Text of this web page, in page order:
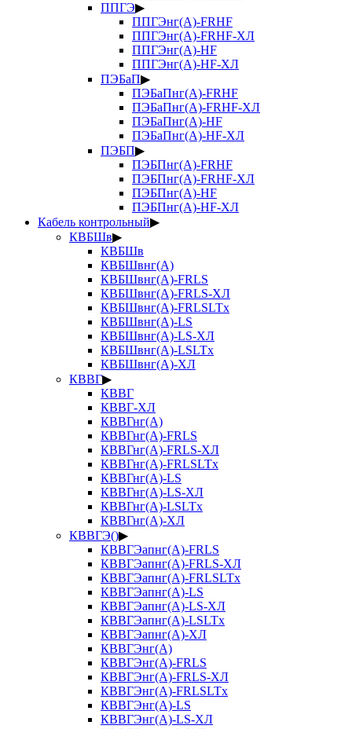
ППГЭ▶
ППГЭнг(А)-FRHF
ППГЭнг(А)-FRHF-ХЛ
ППГЭнг(А)-HF
ППГЭнг(А)-HF-ХЛ
ПЭБаП▶
ПЭБаПнг(А)-FRHF
ПЭБаПнг(А)-FRHF-ХЛ
ПЭБаПнг(А)-HF
ПЭБаПнг(А)-HF-ХЛ
ПЭБП▶
ПЭБПнг(А)-FRHF
ПЭБПнг(А)-FRHF-ХЛ
ПЭБПнг(А)-HF
ПЭБПнг(А)-HF-ХЛ
Кабель контрольный▶
КВБШв▶
КВБШв
КВБШвнг(А)
КВБШвнг(А)-FRLS
КВБШвнг(А)-FRLS-ХЛ
КВБШвнг(А)-FRLSLTx
КВБШвнг(А)-LS
КВБШвнг(А)-LS-ХЛ
КВБШвнг(А)-LSLTx
КВБШвнг(А)-ХЛ
КВВГ▶
КВВГ
КВВГ-ХЛ
КВВГнг(А)
КВВГнг(А)-FRLS
КВВГнг(А)-FRLS-ХЛ
КВВГнг(А)-FRLSLTx
КВВГнг(А)-LS
КВВГнг(А)-LS-ХЛ
КВВГнг(А)-LSLTx
КВВГнг(А)-ХЛ
КВВГЭ()▶
КВВГЭапнг(А)-FRLS
КВВГЭапнг(А)-FRLS-ХЛ
КВВГЭапнг(А)-FRLSLTx
КВВГЭапнг(А)-LS
КВВГЭапнг(А)-LS-ХЛ
КВВГЭапнг(А)-LSLTx
КВВГЭапнг(А)-ХЛ
КВВГЭнг(А)
КВВГЭнг(А)-FRLS
КВВГЭнг(А)-FRLS-ХЛ
КВВГЭнг(А)-FRLSLTx
КВВГЭнг(А)-LS
КВВГЭнг(А)-LS-ХЛ